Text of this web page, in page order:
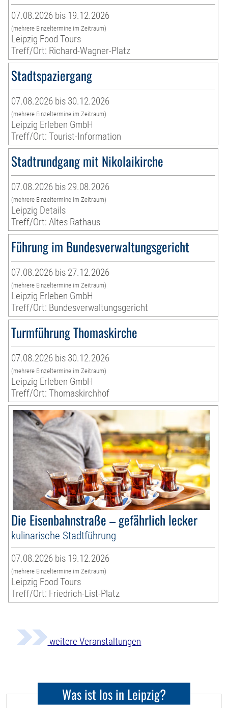
07.08.2026 bis 19.12.2026
(mehrere Einzeltermine im Zeitraum)
Leipzig Food Tours
Treff/Ort: Richard-Wagner-Platz
Stadtspaziergang
07.08.2026 bis 30.12.2026
(mehrere Einzeltermine im Zeitraum)
Leipzig Erleben GmbH
Treff/Ort: Tourist-Information
Stadtrundgang mit Nikolaikirche
07.08.2026 bis 29.08.2026
(mehrere Einzeltermine im Zeitraum)
Leipzig Details
Treff/Ort: Altes Rathaus
Führung im Bundesverwaltungsgericht
07.08.2026 bis 27.12.2026
(mehrere Einzeltermine im Zeitraum)
Leipzig Erleben GmbH
Treff/Ort: Bundesverwaltungsgericht
Turmführung Thomaskirche
07.08.2026 bis 30.12.2026
(mehrere Einzeltermine im Zeitraum)
Leipzig Erleben GmbH
Treff/Ort: Thomaskirchhof
Die Eisenbahnstraße – gefährlich lecker
kulinarische Stadtführung
07.08.2026 bis 19.12.2026
(mehrere Einzeltermine im Zeitraum)
Leipzig Food Tours
Treff/Ort: Friedrich-List-Platz
weitere Veranstaltungen
Was ist los in Leipzig?